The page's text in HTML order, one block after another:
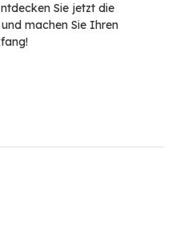
Sie jetzt die
machen Sie Ihren